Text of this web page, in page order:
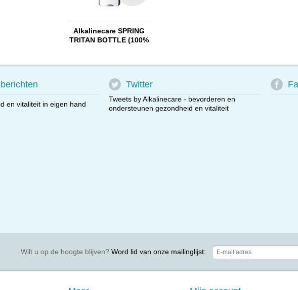
Alkalinecare SPRING
TRITAN BOTTLE (100%
en vitaliteit in eigen hand
Twitter
Tweets by Alkalinecare - bevorderen en
ondersteunen gezondheid en vitaliteit
Wilt u op de hoogte blijven?Word lid van onze mailinglijst: